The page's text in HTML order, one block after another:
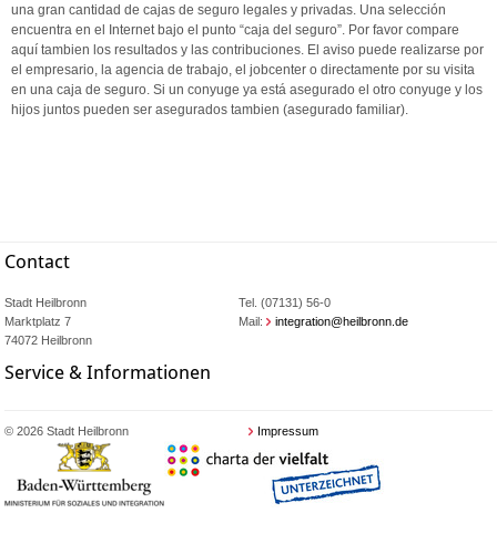
una gran cantidad de cajas de seguro legales y privadas. Una selección
encuentra en el Internet bajo el punto “caja del seguro”. Por favor compare
aquí tambien los resultados y las contribuciones. El aviso puede realizarse por
el empresario, la agencia de trabajo, el jobcenter o directamente por su visita
en una caja de seguro. Si un conyuge ya está asegurado el otro conyuge y los
hijos juntos pueden ser asegurados tambien (asegurado familiar).
Contact
Stadt Heilbronn
Marktplatz 7
74072 Heilbronn
Tel. (07131) 56-0
Mail:
integration@heilbronn.de
Service & Informationen
© 2026 Stadt Heilbronn Impressum